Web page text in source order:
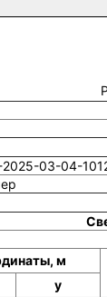
03-04-
м
y